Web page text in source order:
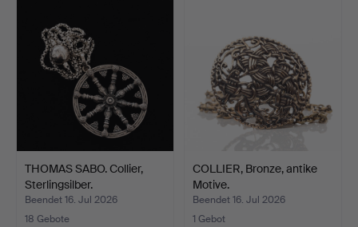
THOMAS SABO. Collier,
Sterlingsilber.
Beendet 16. Jul 2026
18 Gebote
COLLIER, Bronze, antike
Motive.
Beendet 16. Jul 2026
1 Gebot